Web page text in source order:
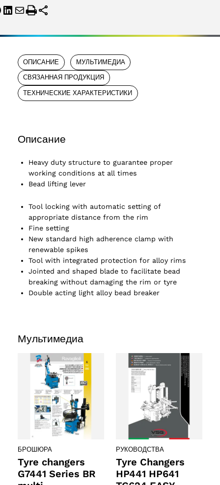
(2)2 products
ОПИСАНИЕ МУЛЬТИМЕДИА
СВЯЗАННАЯ ПРОДУКЦИЯ
ТЕХНИЧЕСКИЕ ХАРАКТЕРИСТИКИ
Описание
Heavy duty structure to guarantee proper
working conditions at all times
Bead lifting lever
Tool locking with automatic setting of
appropriate distance from the rim
Fine setting
New standard high adherence clamp with
renewable spikes
Tool with integrated protection for alloy rims
Jointed and shaped blade to facilitate bead
breaking without damaging the rim or tyre
Double acting light alloy bead breaker
Мультимедиа
БРОШЮРА
Tyre changers
G7441 Series BR
РУКОВОДСТВА
Tyre Changers
HP441 HP641